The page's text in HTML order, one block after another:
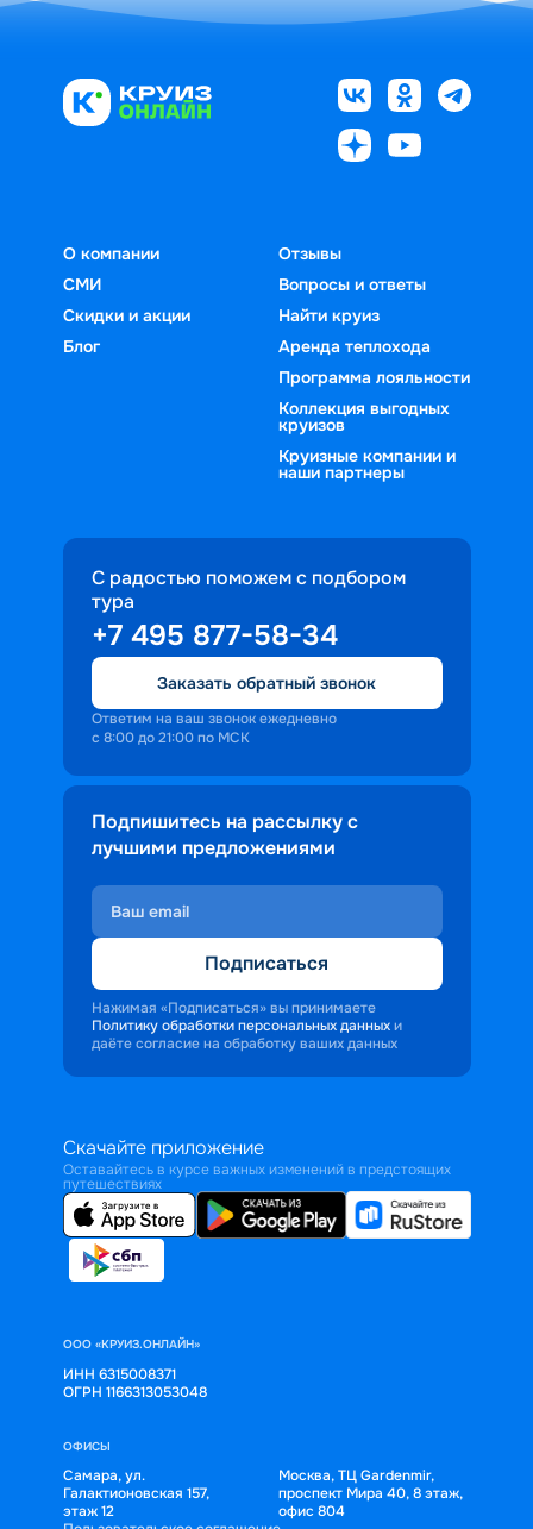
О компании
СМИ
Скидки и акции
Блог
Отзывы
Вопросы и ответы
Найти круиз
Аренда теплохода
Программа лояльности
Коллекция выгодных
круизов
Круизные компании и
наши партнеры
С радостью поможем с подбором
тура
+7 495 877-58-34
Заказать обратный звонок
Ответим на ваш звонок ежедневно
с 8:00 до 21:00 по МСК
Подпишитесь на рассылку с
лучшими предложениями
Подписаться
Нажимая «Подписаться» вы принимаете
Политику обработки персональных данных и
даёте согласие на обработку ваших данных
Скачайте приложение
Оставайтесь в курсе важных изменений в предстоящих
путешествиях
ООО «КРУИЗ.ОНЛАЙН»
ИНН 6315008371
ОГРН 1166313053048
ОФИСЫ
Самара, ул.
Галактионовская 157,
этаж 12
Москва, ТЦ Gardenmir,
проспект Мира 40, 8 этаж,
офис 804